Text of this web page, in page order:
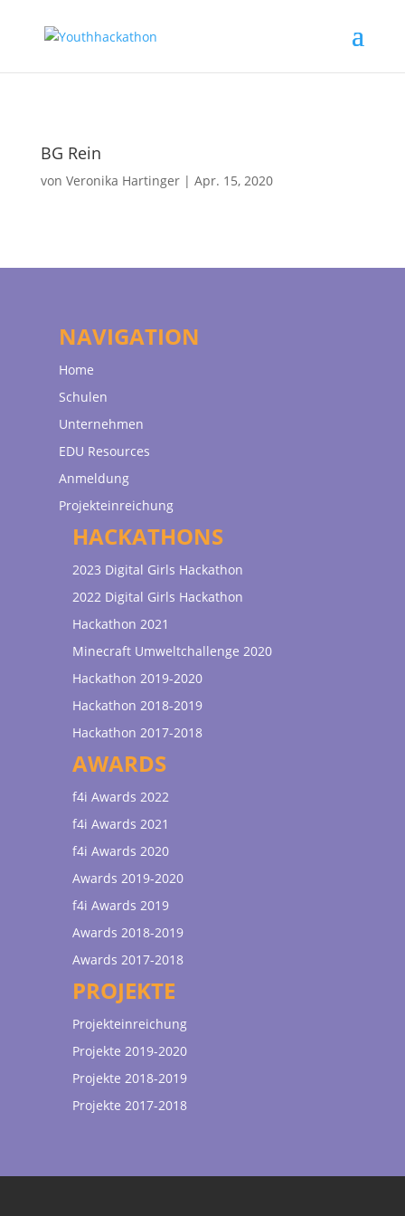
BG Rein
von Veronika Hartinger| Apr. 15, 2020
NAVIGATION
Home
Schulen
Unternehmen
EDU Resources
Anmeldung
Projekteinreichung
HACKATHONS
2023 Digital Girls Hackathon
2022 Digital Girls Hackathon
Hackathon 2021
Minecraft Umweltchallenge 2020
Hackathon 2019-2020
Hackathon 2018-2019
Hackathon 2017-2018
AWARDS
f4i Awards 2022
f4i Awards 2021
f4i Awards 2020
Awards 2019-2020
f4i Awards 2019
Awards 2018-2019
Awards 2017-2018
PROJEKTE
Projekteinreichung
Projekte 2019-2020
Projekte 2018-2019
Projekte 2017-2018